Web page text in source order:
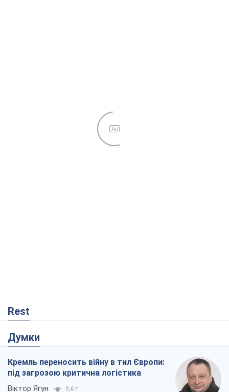
Ad
Rest
Думки
Кремль переносить війну в тил Європи:
під загрозою критична логістика
Віктор Ягун 9,6 т.